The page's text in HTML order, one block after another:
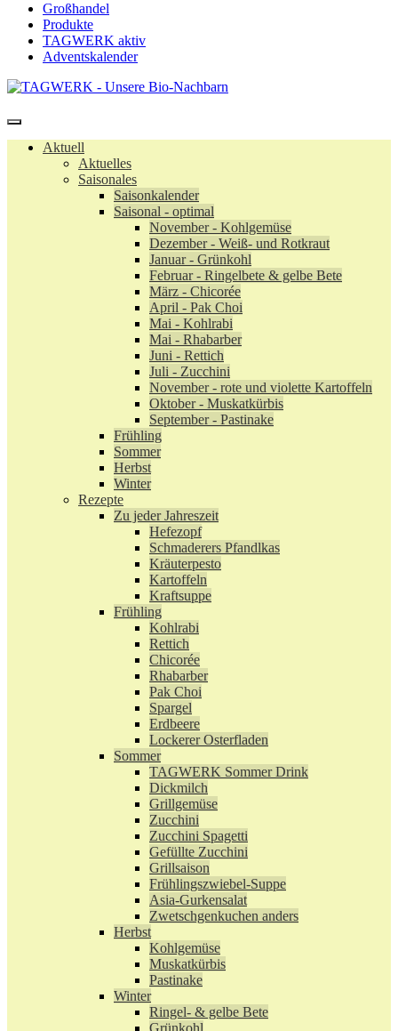
Großhandel
Produkte
TAGWERK aktiv
Adventskalender
Aktuell
Aktuelles
Saisonales
Saisonkalender
Saisonal - optimal
November - Kohlgemüse
Dezember - Weiß- und Rotkraut
Januar - Grünkohl
Februar - Ringelbete & gelbe Bete
März - Chicorée
April - Pak Choi
Mai - Kohlrabi
Mai - Rhabarber
Juni - Rettich
Juli - Zucchini
November - rote und violette Kartoffeln
Oktober - Muskatkürbis
September - Pastinake
Frühling
Sommer
Herbst
Winter
Rezepte
Zu jeder Jahreszeit
Hefezopf
Schmaderers Pfandlkas
Kräuterpesto
Kartoffeln
Kraftsuppe
Frühling
Kohlrabi
Rettich
Chicorée
Rhabarber
Pak Choi
Spargel
Erdbeere
Lockerer Osterfladen
Sommer
TAGWERK Sommer Drink
Dickmilch
Grillgemüse
Zucchini
Zucchini Spagetti
Gefüllte Zucchini
Grillsaison
Frühlingszwiebel-Suppe
Asia-Gurkensalat
Zwetschgenkuchen anders
Herbst
Kohlgemüse
Muskatkürbis
Pastinake
Winter
Ringel- & gelbe Bete
Grünkohl